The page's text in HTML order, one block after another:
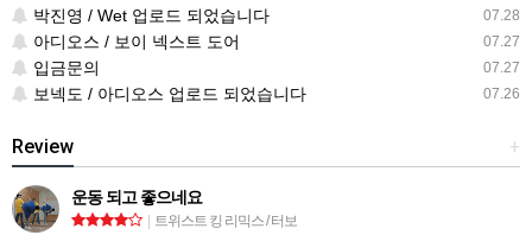
07.28
박진영 / Wet 업로드 되었습니다
07.27
아디오스 / 보이 넥스트 도어
07.27
입금문의
07.26
보넥도 / 아디오스 업로드 되었습니다
+
Review
운동 되고 좋으네요
| 트위스트 킹 리믹스 / 터보